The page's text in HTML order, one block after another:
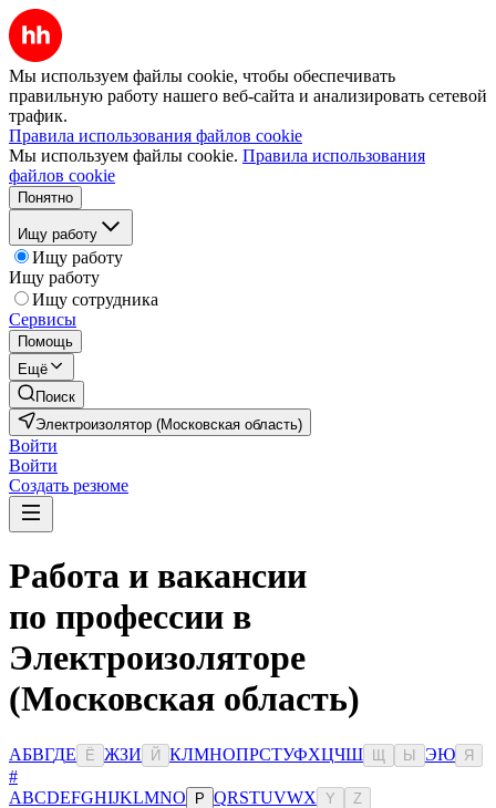
Мы используем файлы cookie, чтобы обеспечивать
правильную работу нашего веб-сайта и анализировать сетевой
трафик.
Правила использования файлов cookie
Мы используем файлы cookie. Правила использования
файлов cookie
Понятно
Ищу работу
Ищу работу
Ищу работу
Ищу сотрудника
Сервисы
Помощь
Ещё
Поиск
Электроизолятор (Московская область)
Войти
Войти
Создать резюме
Работа и вакансии
по профессии в
Электроизоляторе
(Московская область)
АБВГДЕ Ё ЖЗИ Й КЛМНОПРСТУФХЦЧШ Ы ЭЮ Я
#
ABCDEFGHIJKLMNO P QRSTUVWX Y Z